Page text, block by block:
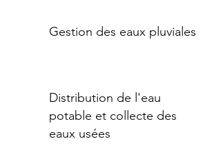
Gestion des eaux pluviales
Distribution de l'eau
potable et collecte des
eaux usées